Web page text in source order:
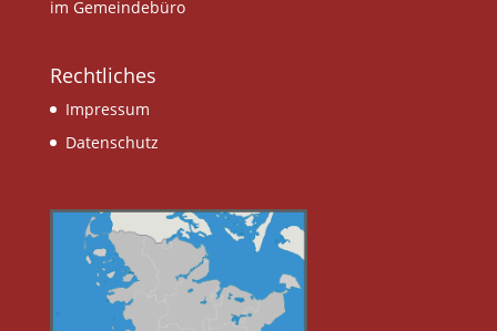
im Gemeindebüro
Rechtliches
Impressum
Datenschutz